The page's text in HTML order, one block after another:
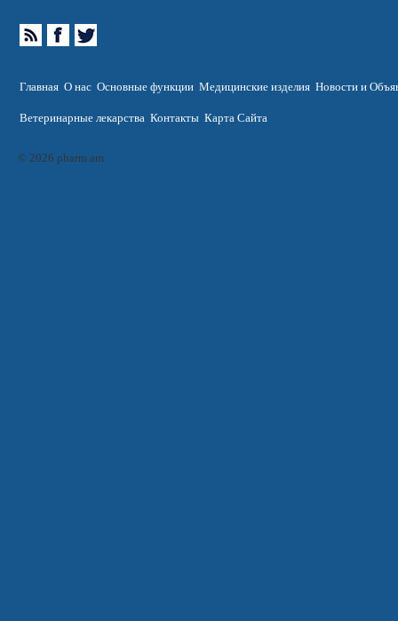
Главная О нас Основные функции Медицинские изделия Новости и
Ветеринарные лекарства Контакты Карта Сайта
© 2026 pharm.am